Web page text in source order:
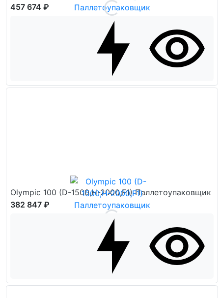
457 674 ₽
Olympic 100 (D-1500,H-2000,F1) Паллетоупаковщик
382 847 ₽